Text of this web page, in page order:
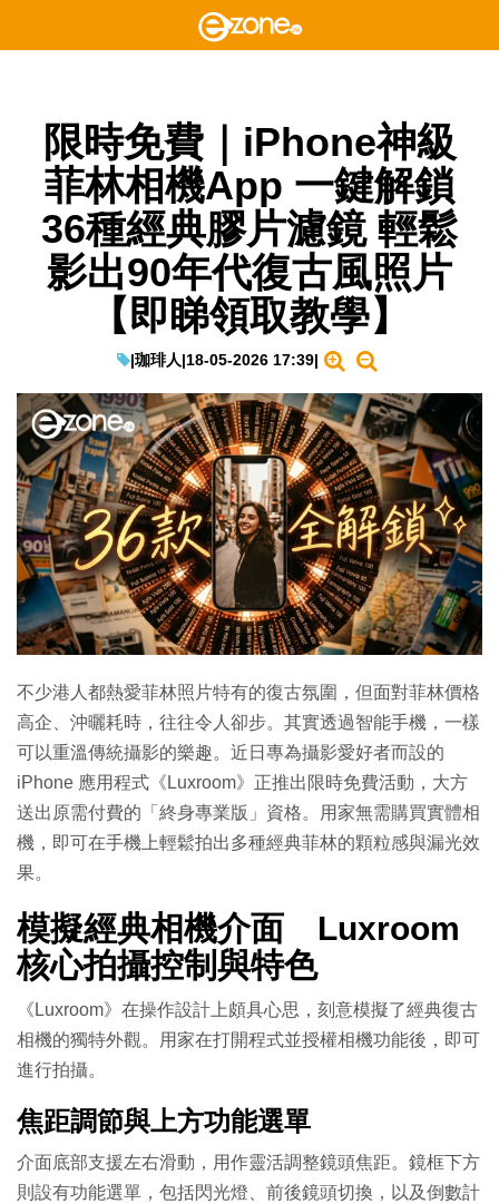
限時免費｜iPhone神級
菲林相機App 一鍵解鎖
36種經典膠片濾鏡 輕鬆
影出90年代復古風照片
【即睇領取教學】
|珈琲人|18-05-2026 17:39|
不少港人都熱愛菲林照片特有的復古氛圍，但面對菲林價格
高企、沖曬耗時，往往令人卻步。其實透過智能手機，一樣
可以重溫傳統攝影的樂趣。近日專為攝影愛好者而設的
iPhone 應用程式《Luxroom》正推出限時免費活動，大方
送出原需付費的「終身專業版」資格。用家無需購買實體相
機，即可在手機上輕鬆拍出多種經典菲林的顆粒感與漏光效
果。
模擬經典相機介面 Luxroom
核心拍攝控制與特色
《Luxroom》在操作設計上頗具心思，刻意模擬了經典復古
相機的獨特外觀。用家在打開程式並授權相機功能後，即可
進行拍攝。
焦距調節與上方功能選單
介面底部支援左右滑動，用作靈活調整鏡頭焦距。鏡框下方
則設有功能選單，包括閃光燈、前後鏡頭切換，以及倒數計